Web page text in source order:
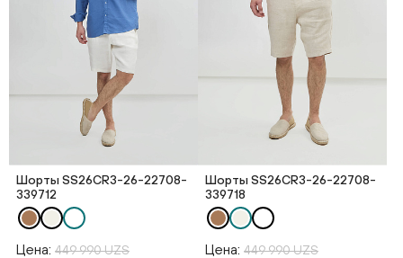
Шорты SS26CR3-26-22708-
339712
Цена: 449 990 UZS
Шорты SS26CR3-26-22708-
339718
Цена: 449 990 UZS